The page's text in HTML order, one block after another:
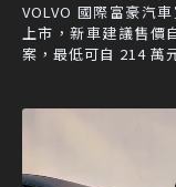
VOLVO 國際富豪汽
上市，新車建議售價
案，最低可自 214 萬